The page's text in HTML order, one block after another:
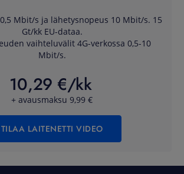
Mbit/s ja lähetysnopeus 10 Mbit/s. 15
Gt/kk EU-dataa.
vaihteluvälit 4G-verkossa 0,5-10
Mbit/s.
10,29 €/kk
+ avausmaksu 9,99 €
TILAA LAITENETTI VIDEO